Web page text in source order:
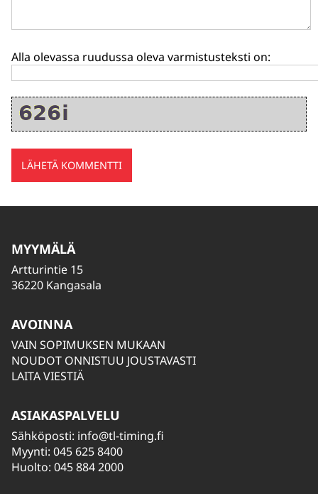
Alla olevassa ruudussa oleva varmistusteksti on:
MYYMÄLÄ
Artturintie 15
36220 Kangasala
AVOINNA
VAIN SOPIMUKSEN MUKAAN
NOUDOT ONNISTUU JOUSTAVASTI
LAITA VIESTIÄ
ASIAKASPALVELU
Sähköposti: info@tl-timing.fi
Myynti: 045 625 8400
Huolto: 045 884 2000